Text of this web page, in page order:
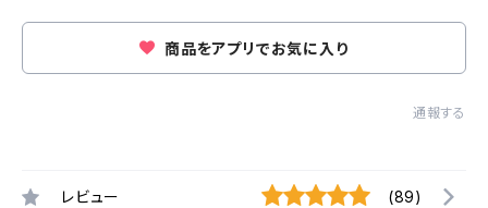
商品をアプリでお気に入り
通報する
レビュー (89)